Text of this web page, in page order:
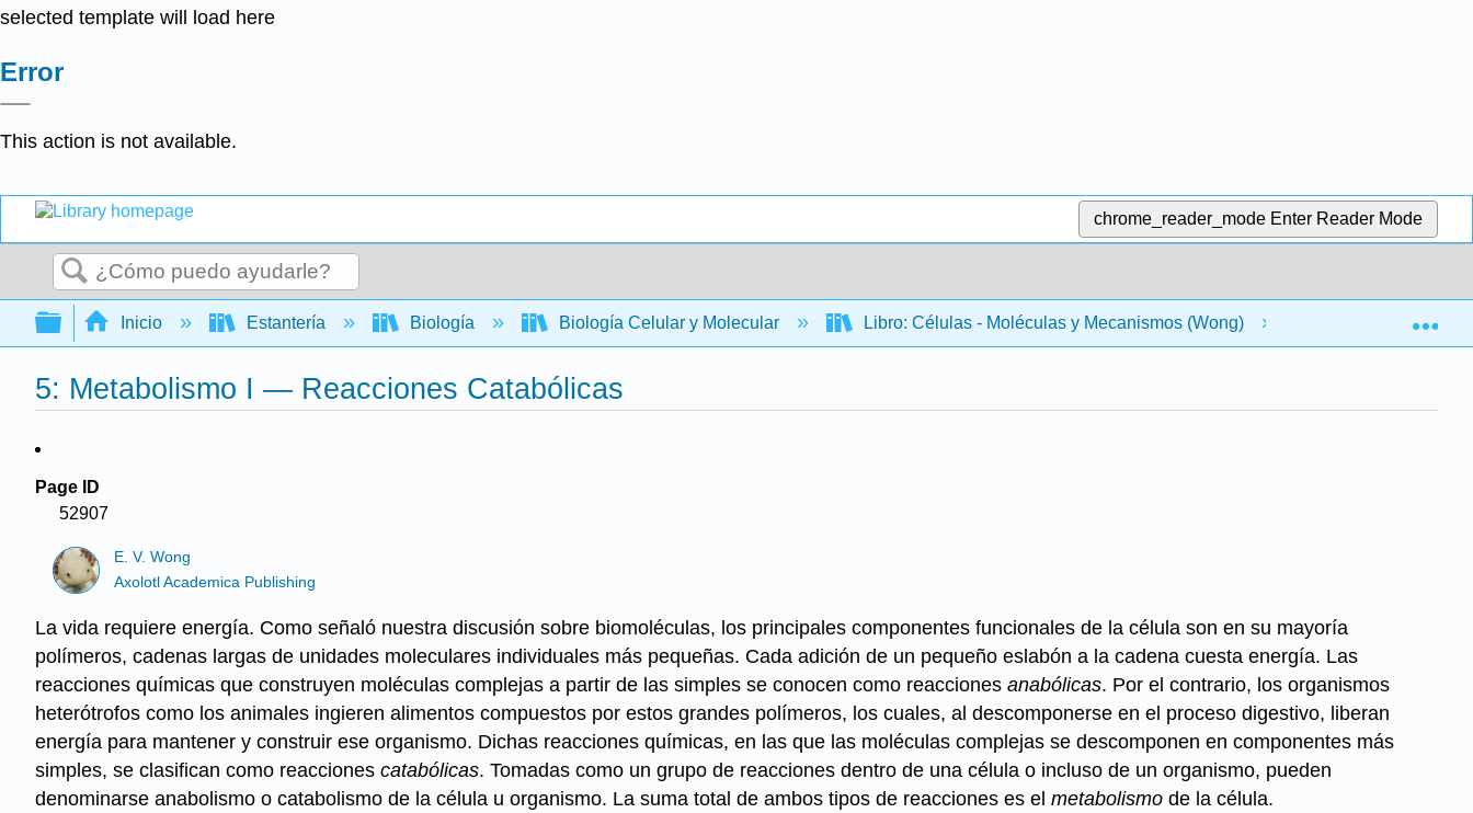
selected template will load here
Error
This action is not available.
chrome_reader_mode Enter Reader Mode
Buscar
Expandir/contraer jerarquía global
Inicio Estantería Biología Biología Celular y Molecular Libro: Células - Moléculas y Mecanismos (Wong) 5: Metabolismo I
5: Metabolismo I — Reacciones Catabólicas
Page ID
52907
E. V. Wong
Axolotl Academica Publishing
La vida requiere energía. Como señaló nuestra discusión sobre biomoléculas, los principales componentes funcionales de la célula son en su mayoría
polímeros, cadenas largas de unidades moleculares individuales más pequeñas. Cada adición de un pequeño eslabón a la cadena cuesta energía. Las
reacciones químicas que construyen moléculas complejas a partir de las simples se conocen como reacciones anabólicas. Por el contrario, los organismos
heterótrofos como los animales ingieren alimentos compuestos por estos grandes polímeros, los cuales, al descomponerse en el proceso digestivo, liberan
energía para mantener y construir ese organismo. Dichas reacciones químicas, en las que las moléculas complejas se descomponen en componentes más
simples, se clasifican como reacciones catabólicas. Tomadas como un grupo de reacciones dentro de una célula o incluso de un organismo, pueden
denominarse anabolismo o catabolismo de la célula u organismo. La suma total de ambos tipos de reacciones es el metabolismo de la célula.